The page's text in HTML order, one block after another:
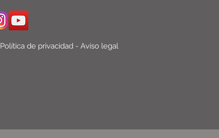
Política de privacidad - Aviso legal